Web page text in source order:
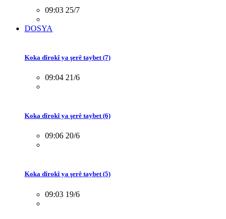
09:03 25/7
DOSYA
Koka dîrokî ya şerê taybet (7)
09:04 21/6
Koka dîrokî ya şerê taybet (6)
09:06 20/6
Koka dîrokî ya şerê taybet (5)
09:03 19/6